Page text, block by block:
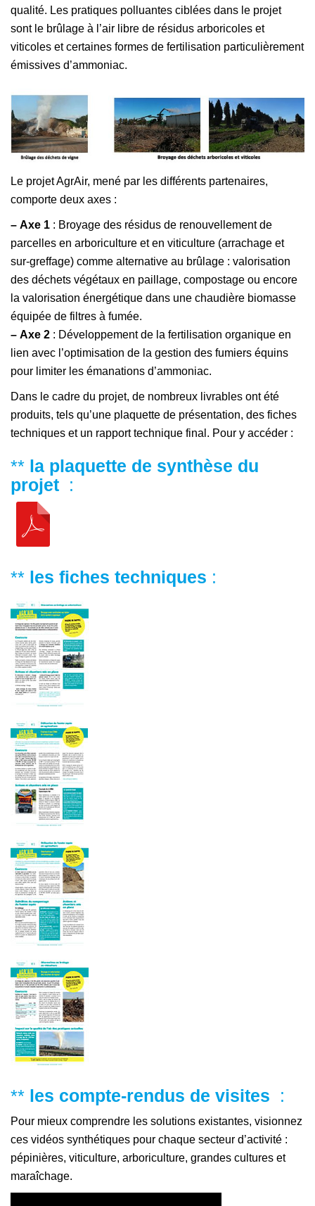
qualité. Les pratiques polluantes ciblées dans le projet
sont le brûlage à l’air libre de résidus arboricoles et
viticoles et certaines formes de fertilisation particulièrement
émissives d’ammoniac.
Le projet AgrAir, mené par les différents partenaires,
comporte deux axes :
– Axe 1 : Broyage des résidus de renouvellement de
parcelles en arboriculture et en viticulture (arrachage et
sur-greffage) comme alternative au brûlage : valorisation
des déchets végétaux en paillage, compostage ou encore
la valorisation énergétique dans une chaudière biomasse
équipée de filtres à fumée.
– Axe 2 : Développement de la fertilisation organique en
lien avec l’optimisation de la gestion des fumiers équins
pour limiter les émanations d’ammoniac.
Dans le cadre du projet, de nombreux livrables ont été
produits, tels qu’une plaquette de présentation, des fiches
techniques et un rapport technique final. Pour y accéder :
** la plaquette de synthèse du
projet :
** les fiches techniques :
** les compte-rendus de visites :
Pour mieux comprendre les solutions existantes, visionnez
ces vidéos synthétiques pour chaque secteur d’activité :
pépinières, viticulture, arboriculture, grandes cultures et
maraîchage.